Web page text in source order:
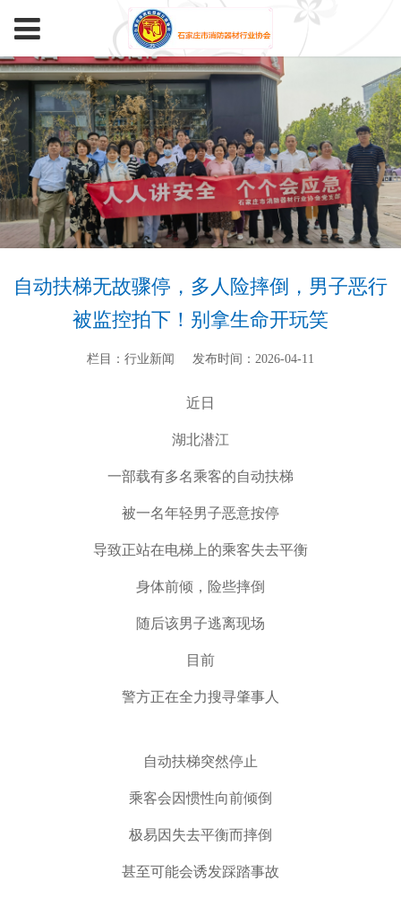
自动扶梯无故骤停，多人险摔倒，男子恶行
被监控拍下！别拿生命开玩笑
栏目：行业新闻 发布时间：2026-04-11
近日
湖北潜江
一部载有多名乘客的自动扶梯
被一名年轻男子恶意按停
导致正站在电梯上的乘客失去平衡
身体前倾，险些摔倒
随后该男子逃离现场
目前
警方正在全力搜寻肇事人
自动扶梯突然停止
乘客会因惯性向前倾倒
极易因失去平衡而摔倒
甚至可能会诱发踩踏事故